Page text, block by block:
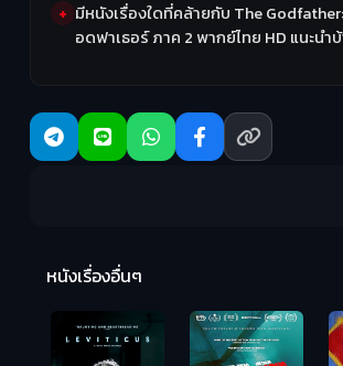
มีหนังเรื่องใดที่คล้ายกับ The
อดฟาเธอร์ ภาค 2 พากย์ไทย HD แนะนำ
หนังเรื่องอื่นๆ